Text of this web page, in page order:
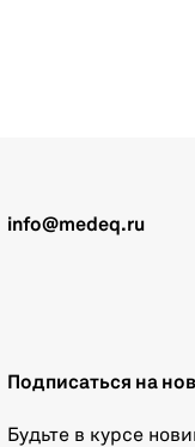
info@medeq.ru
Подписаться на
Будьте в курсе